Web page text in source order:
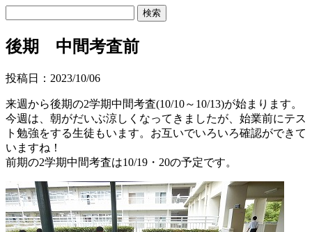
後期 中間考査前
投稿日：2023/10/06
来週から後期の2学期中間考査(10/10～10/13)が始まります。
今週は、朝がだいぶ涼しくなってきましたが、始業前にテス
ト勉強をする生徒もいます。お互いでいろいろ確認ができて
いますね！
前期の2学期中間考査は10/19・20の予定です。